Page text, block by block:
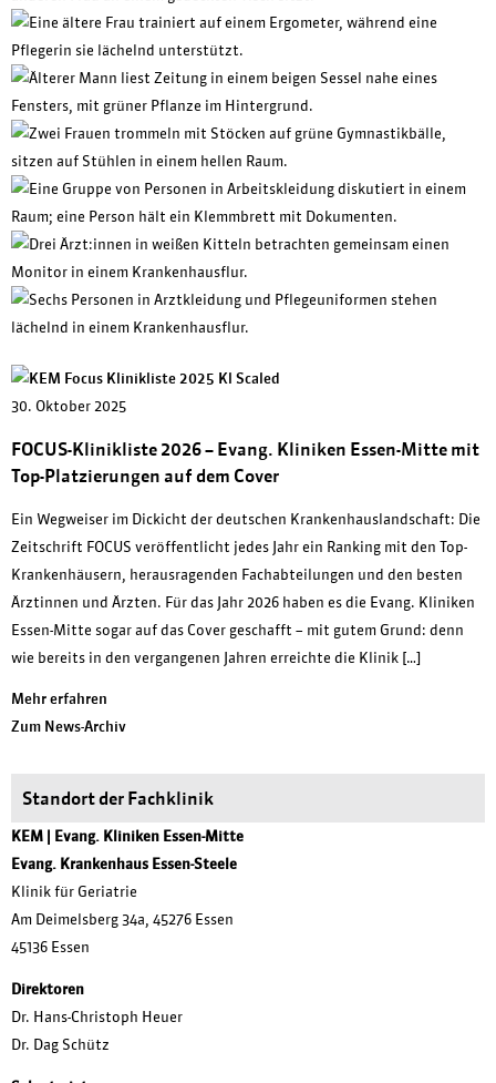
30. Oktober 2025
FOCUS-Klinikliste 2026 – Evang. Kliniken Essen-Mitte mit
Top-Platzierungen auf dem Cover
Ein Wegweiser im Dickicht der deutschen Krankenhauslandschaft: Die
Zeitschrift FOCUS veröffentlicht jedes Jahr ein Ranking mit den Top-
Krankenhäusern, herausragenden Fachabteilungen und den besten
Ärztinnen und Ärzten. Für das Jahr 2026 haben es die Evang. Kliniken
Essen-Mitte sogar auf das Cover geschafft – mit gutem Grund: denn
wie bereits in den vergangenen Jahren erreichte die Klinik […]
Mehr erfahren
Zum News-Archiv
Standort der Fachklinik
KEM | Evang. Kliniken Essen-Mitte
Evang. Krankenhaus Essen-Steele
Klinik für Geriatrie
Am Deimelsberg 34a, 45276 Essen
45136 Essen
Direktoren
Dr. Hans-Christoph Heuer
Dr. Dag Schütz